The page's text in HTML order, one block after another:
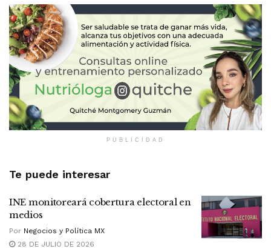
PUBLICIDAD
Te puede interesar
INE monitoreará cobertura electoral en
medios
Por Negocios y Política MX
28 DE JULIO DE 2026